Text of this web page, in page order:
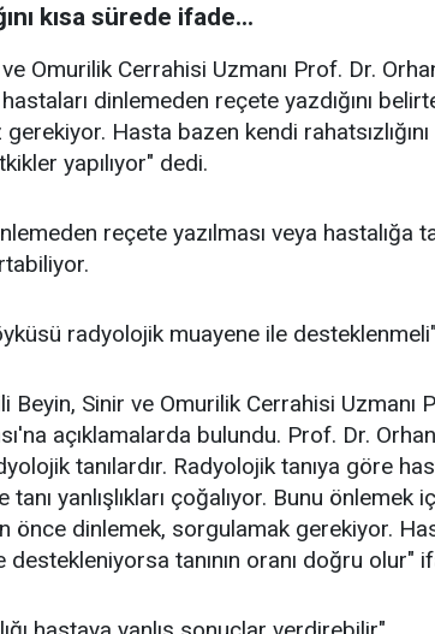
kısa sürede ifade...
Omurilik Cerrahisi Uzmanı Prof. Dr.
dinlemeden reçete yazdığını
Hasta bazen kendi
yapılıyor" dedi.
reçete yazılması veya hastalığa
radyolojik muayene ile desteklenmeli"
Beyin, Sinir ve Omurilik Cerrahisi Uzmanı
açıklamalarda bulundu. Prof. Dr.
tanılardır. Radyolojik tanıya göre
tanı yanlışlıkları çoğalıyor. Bunu önlemek
önce dinlemek, sorgulamak gerekiyor.
destekleniyorsa tanının oranı doğru olur"